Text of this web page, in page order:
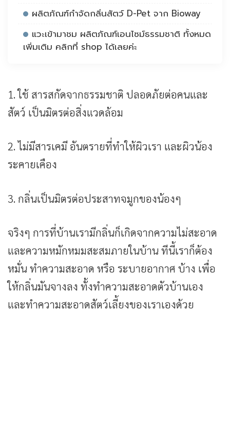
ผลิตภัณฑ์กำจัดกลิ่นสัตว์ D-Pet จาก Bioway
แวะเข้ามาชม ผลิตภัณฑ์เอนไซม์ธรรมชาติ ทั้งหมด
เพิ่มเติม คลิกที่ shop ได้เลยค่ะ
1. ใช้ สารสกัดจากธรรมชาติ ปลอดภัยต่อคนและ
สัตว์ เป็นมิตรต่อสิ่งแวดล้อม
2. ไม่มีสารเคมี อันตรายที่ทำให้ผิวเรา และผิวน้อง
ระคายเคือง
3. กลิ่นเป็นมิตรต่อประสาทจมูกของน้องๆ
จริงๆ การที่บ้านเรามีกลิ่นก็เกิดจากความไม่สะอาด
และความหมักหมมสะสมภายในบ้าน ทีนี้เราก็ต้อง
หมั่น ทำความสะอาด หรือ ระบายอากาศ บ้าง เพื่อ
ให้กลิ่นมันจางลง ทั้งทำความสะอาดตัวบ้านเอง
และทำความสะอาดสัตว์เลี้ยงของเราเองด้วย